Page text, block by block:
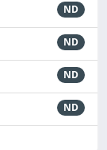
ND
ND
ND
ND